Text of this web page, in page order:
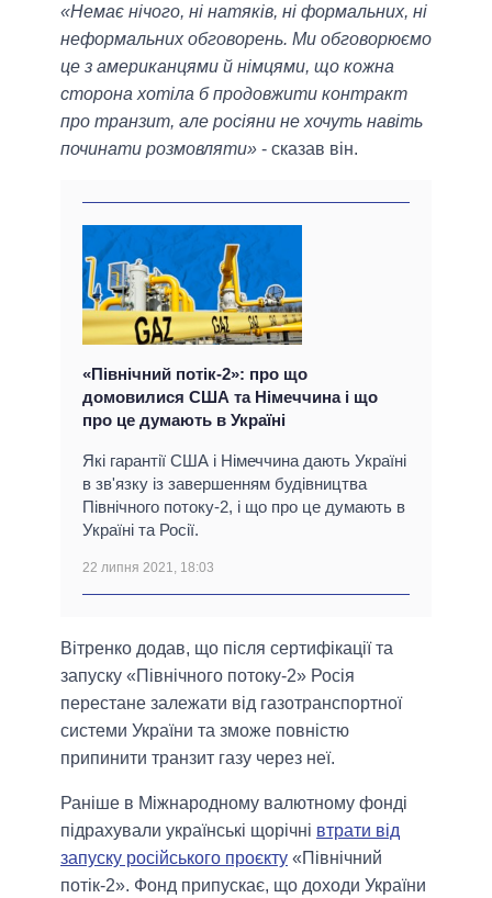
«Немає нічого, ні натяків, ні формальних, ні
неформальних обговорень. Ми обговорюємо
це з американцями й німцями, що кожна
сторона хотіла б продовжити контракт
про транзит, але росіяни не хочуть навіть
починати розмовляти» - сказав він.
«Північний потік-2»: про що
домовилися США та Німеччина і що
про це думають в Україні
Які гарантії США і Німеччина дають Україні
в зв'язку із завершенням будівництва
Північного потоку-2, і що про це думають в
Україні та Росії.
22 липня 2021, 18:03
Вітренко додав, що після сертифікації та
запуску «Північного потоку-2» Росія
перестане залежати від газотранспортної
системи України та зможе повністю
припинити транзит газу через неї.
Раніше в Міжнародному валютному фонді
підрахували українські щорічні втрати від
запуску російського проєкту «Північний
потік-2». Фонд припускає, що доходи України